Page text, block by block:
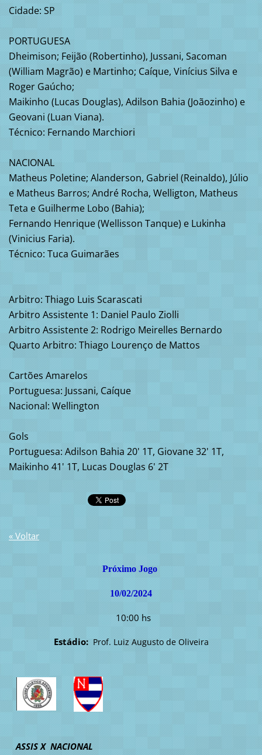
Cidade: SP
PORTUGUESA
Dheimison; Feijão (Robertinho), Jussani, Sacoman
(William Magrão) e Martinho; Caíque, Vinícius Silva e
Roger Gaúcho;
Maikinho (Lucas Douglas), Adilson Bahia (Joãozinho) e
Geovani (Luan Viana).
Técnico: Fernando Marchiori
NACIONAL
Matheus Poletine; Alanderson, Gabriel (Reinaldo), Júlio
e Matheus Barros; André Rocha, Welligton, Matheus
Teta e Guilherme Lobo (Bahia);
Fernando Henrique (Wellisson Tanque) e Lukinha
(Vinicius Faria).
Técnico: Tuca Guimarães
Arbitro: Thiago Luis Scarascati
Arbitro Assistente 1: Daniel Paulo Ziolli
Arbitro Assistente 2: Rodrigo Meirelles Bernardo
Quarto Arbitro: Thiago Lourenço de Mattos
Cartões Amarelos
Portuguesa: Jussani, Caíque
Nacional: Wellington
Gols
Portuguesa: Adilson Bahia 20' 1T, Giovane 32' 1T,
Maikinho 41' 1T, Lucas Douglas 6' 2T
« Voltar
Próximo Jogo
10/02/2024
10:00 hs
Estádio: Prof. Luiz Augusto de Oliveira
ASSIS X NACIONAL